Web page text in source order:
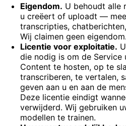
Eigendom. U behoudt alle
u creëert of uploadt —
transcripties,
Wij claimen geen eigendom.
Licentie voor exploitatie.
die nodig is om de Service
Content te hosten, op te
transcriberen, te vertalen,
geven aan u en aan de
Deze licentie eindigt
verwijderd. Wij gebruiken
modellen te trainen.